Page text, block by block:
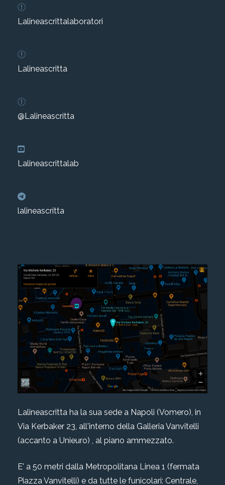
Lalineascrittalaboratori
Lalineascritta
@Lalineascritta
Lalineascrittalab
lalineascritta
Lalineascritta ha la sua sede a Napoli (Vomero), in
Via Kerbaker 23, all'interno della Galleria Vanvitelli
(accanto a Unieuro) , al piano ammezzato.
E' a 50 metri dalla Metropolitana Linea 1 (fermata
Piazza Vanvitelli) e da tutte le funicolari: Centrale,